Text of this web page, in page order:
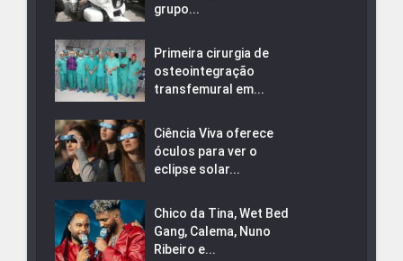
grupo...
Primeira cirurgia de
osteointegração
transfemural em...
Ciência Viva oferece
óculos para ver o
eclipse solar...
Chico da Tina, Wet Bed
Gang, Calema, Nuno
Ribeiro e...